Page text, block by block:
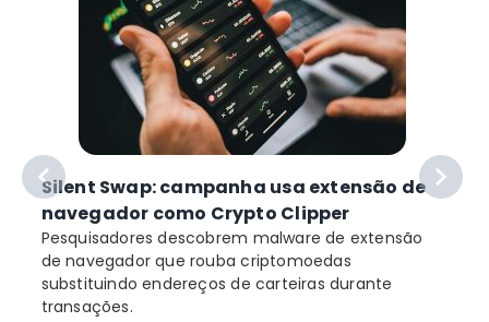
Silent Swap: campanha usa extensão de
navegador como Crypto Clipper
Pesquisadores descobrem malware de extensão
de navegador que rouba criptomoedas
substituindo endereços de carteiras durante
transações.